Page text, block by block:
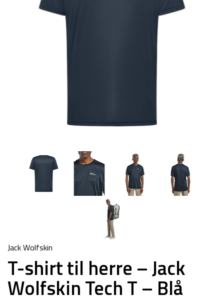
Jack Wolfskin
T-shirt til herre – Jack
Wolfskin Tech T – Blå